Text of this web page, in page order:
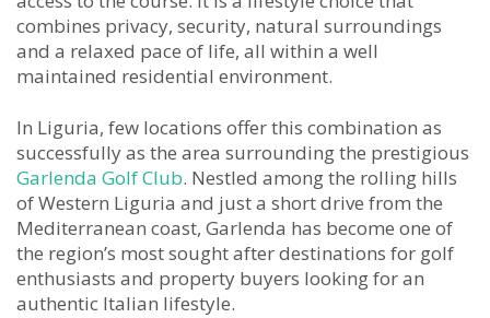
combines privacy, security, natural surroundings
and a relaxed pace of life, all within a well
maintained residential environment.
In Liguria, few locations offer this combination as
successfully as the area surrounding the prestigious
Garlenda Golf Club. Nestled among the rolling hills
of Western Liguria and just a short drive from the
Mediterranean coast, Garlenda has become one of
the region’s most sought after destinations for golf
enthusiasts and property buyers looking for an
authentic Italian lifestyle.